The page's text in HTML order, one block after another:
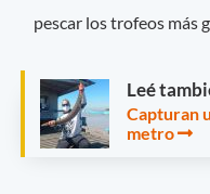
pescar los trofeos más
Leé
Capturan
metro